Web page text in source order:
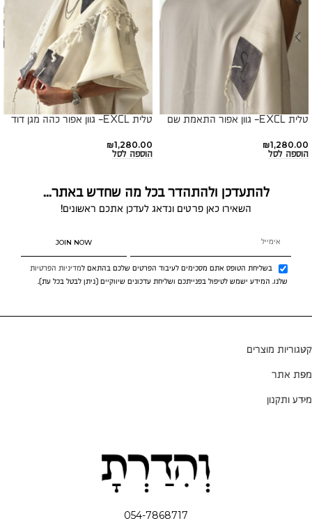
טלית EXCL- גוון אפור התאמת שם
₪1,280.00
הוספה לסל
טלית EXCL- גוון אפור כהה מגן דוד
₪1,280.00
הוספה לסל
להתעדכן ולהתהדר בכל מה שחדש באתר...
השאירו כאן פרטים ונדאג לעדכן אתכם ראשונים!
בשליחת הטופס אתם מסכימים לעיבוד הפרטים שלכם בהתאם למדיניות הפרטיות
שלנו. המידע ישמש לטיפול בפנייתכם ושליחת עדכונים שיווקיים (ניתן לבטל בכל עת).
JOIN NOW
קטגוריות מוצרים
מפת אתר
מידע ותקנון
054-7868717